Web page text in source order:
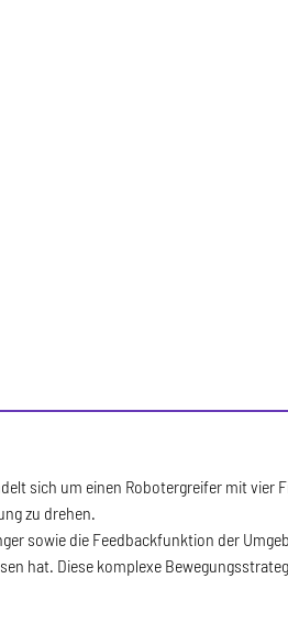
sich um einen Robotergreifer mit vier
zu drehen.
sowie die Feedbackfunktion der
hat. Diese komplexe